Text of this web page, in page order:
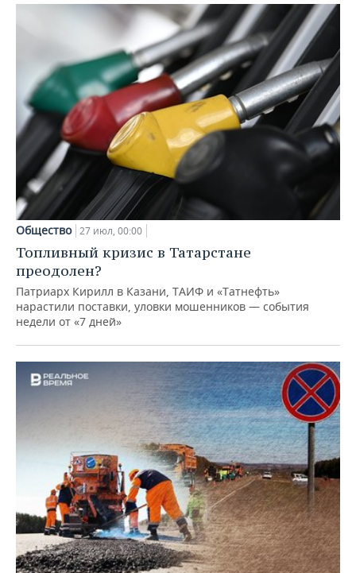
Общество 27 июл, 00:00
Топливный кризис в Татарстане
преодолен?
Патриарх Кирилл в Казани, ТАИФ и «Татнефть»
нарастили поставки, уловки мошенников — события
недели от «7 дней»